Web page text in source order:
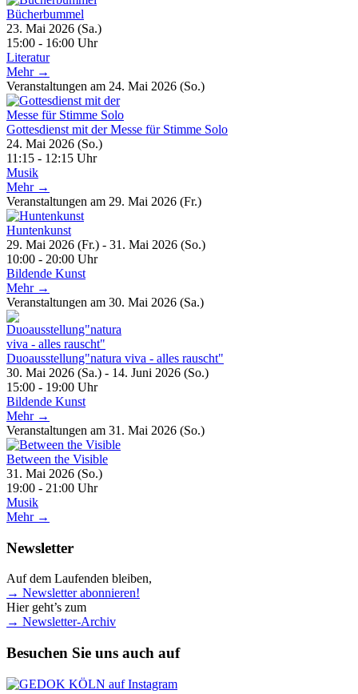
Bücherbummel
23. Mai 2026 (Sa.)
15:00 - 16:00 Uhr
Literatur
Mehr →
Veranstaltungen am 24. Mai 2026 (So.)
Gottesdienst mit der Messe für Stimme Solo
24. Mai 2026 (So.)
11:15 - 12:15 Uhr
Musik
Mehr →
Veranstaltungen am 29. Mai 2026 (Fr.)
Huntenkunst
29. Mai 2026 (Fr.) - 31. Mai 2026 (So.)
10:00 - 20:00 Uhr
Bildende Kunst
Mehr →
Veranstaltungen am 30. Mai 2026 (Sa.)
Duoausstellung"natura viva - alles rauscht"
30. Mai 2026 (Sa.) - 14. Juni 2026 (So.)
15:00 - 19:00 Uhr
Bildende Kunst
Mehr →
Veranstaltungen am 31. Mai 2026 (So.)
Between the Visible
31. Mai 2026 (So.)
19:00 - 21:00 Uhr
Musik
Mehr →
Newsletter
Auf dem Laufenden bleiben,
→ Newsletter abonnieren!
Hier geht’s zum
→ Newsletter-Archiv
Besuchen Sie uns auch auf